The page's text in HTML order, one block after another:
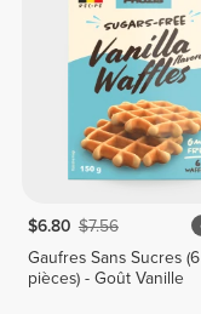
$6.80 $7.56
Gaufres Sans Sucres (6
pièces) - Goût Vanille